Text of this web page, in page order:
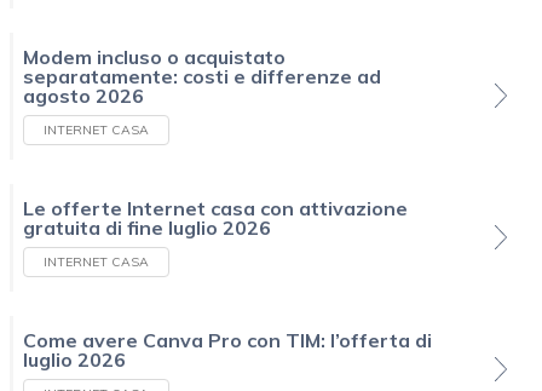
Modem incluso o acquistato
separatamente: costi e differenze ad
agosto 2026
INTERNET CASA
Le offerte Internet casa con attivazione
gratuita di fine luglio 2026
INTERNET CASA
Come avere Canva Pro con TIM: l’offerta di
luglio 2026